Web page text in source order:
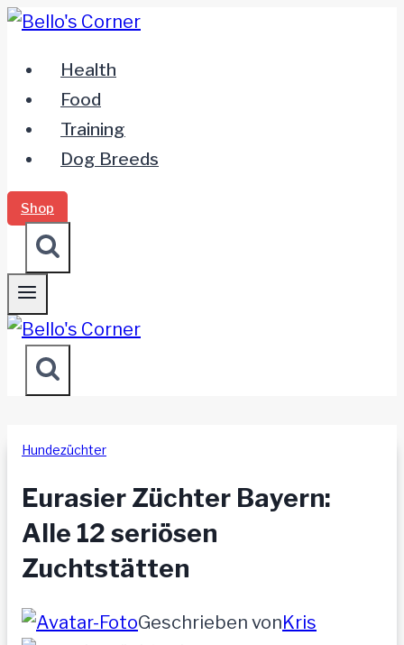
Zum
springenHealth
Food
Training
Dog Breeds
Shop
Hundezüchter
Eurasier Züchter Bayern:
Alle 12 seriösen
Zuchtstätten
Geschrieben vonKris